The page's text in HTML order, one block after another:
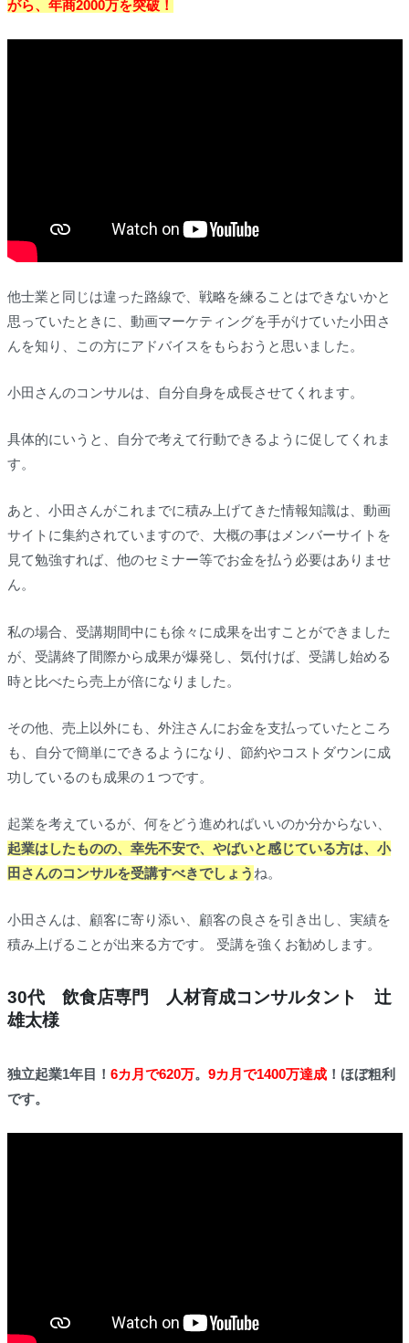
がら、年商2000万を突破！
他士業と同じは違った路線で、戦略を練ることはできないかと
思っていたときに、動画マーケティングを手がけていた小田さ
んを知り、この方にアドバイスをもらおうと思いました。
小田さんのコンサルは、自分自身を成長させてくれます。
具体的にいうと、 自分で考えて行動できるように促してくれま
す。
あと、小田さんがこれまでに積み上げてきた情報知識は、動画
サイトに集約されていますので、大概の事はメンバーサイトを
見て勉強すれば、他のセミナー等でお金を払う必要はありませ
ん。
私の場合、受講期間中にも徐々に成果を出すことができました
が、 受講終了間際から成果が爆発し、気付けば、受講し始める
時と比べたら売上が倍になりました。
その他、売上以外にも、外注さんにお金を支払っていたところ
も、
自分で簡単にできるようになり、節約やコストダウンに成
功しているのも成果の１つです。
起業を考えているが、何をどう進めればいいのか分からない、
起業はしたものの、幸先不安で、やばいと感じている方は、小
田さんのコンサルを受講すべきでしょう ね。
小田さんは、顧客に寄り添い、顧客の良さを引き出し、実績を
積み上げることが出来る方です。 受講を強くお勧めします。
30代 飲食店専門 人材育成コンサルタント 辻
雄太様
独立起業1年目！ 6カ月で620万。 9カ月で1400万達成！ほぼ粗利
です。